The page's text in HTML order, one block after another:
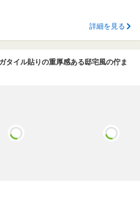
詳細を見る
タイル貼りの重厚感ある邸宅風の佇ま